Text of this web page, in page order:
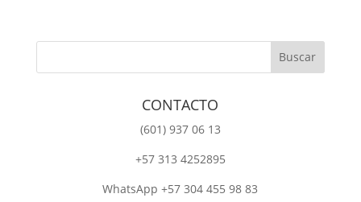
CONTACTO
‎(601) 937 06 13
‎+57 313 4252895
WhatsApp +57 304 455 98 83